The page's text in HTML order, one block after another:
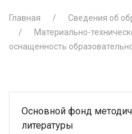
Главная
Сведения об
Материально-
оснащенность
Основной фонд
литературы